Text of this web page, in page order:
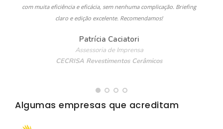
com muita eficiência e eficácia, sem nenhuma complicação. Briefing
claro e edição excelente. Recomendamos!
Patrícia Caciatori
Assessoria de Imprensa
CECRISA Revestimentos Cerâmicos
Algumas empresas que acreditam